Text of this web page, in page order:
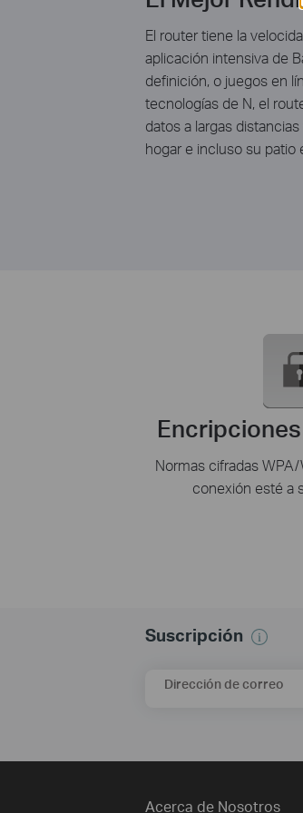
El router tiene la
aplicación intensiva de
definición, o juegos en
tecnologías de N, el
datos a largas
hogar e incluso su patio
Encripciones
Normas cifradas
conexión esté a
Suscripción
Dirección de correo
Acerca de Nosotros